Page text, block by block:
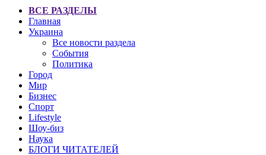
ВСЕ РАЗДЕЛЫ
Главная
Украина
Все новости раздела
События
Политика
Город
Мир
Бизнес
Спорт
Lifestyle
Шоу-биз
Наука
БЛОГИ ЧИТАТЕЛЕЙ